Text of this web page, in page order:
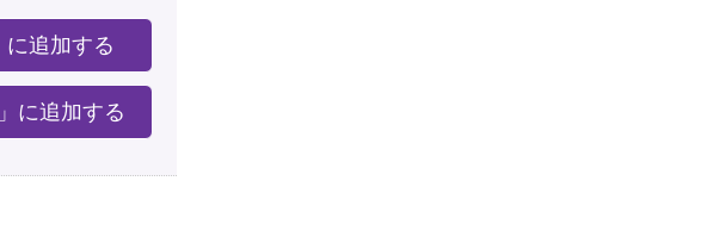
に追加する
に追加する